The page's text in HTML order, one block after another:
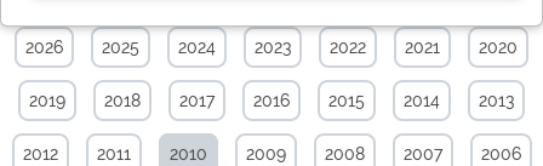
2026 2025 2024 2023 2022 2021 2020
2019 2018 2017 2016 2015 2014 2013
2012 2011 2010 2009 2008 2007 2006
Essenziell
Essenzielle Cookies ermöglichen grundlegende
Funktionen und sind für die einwandfreie Funktion der
werden Teile der Websitenicht funktionieren.